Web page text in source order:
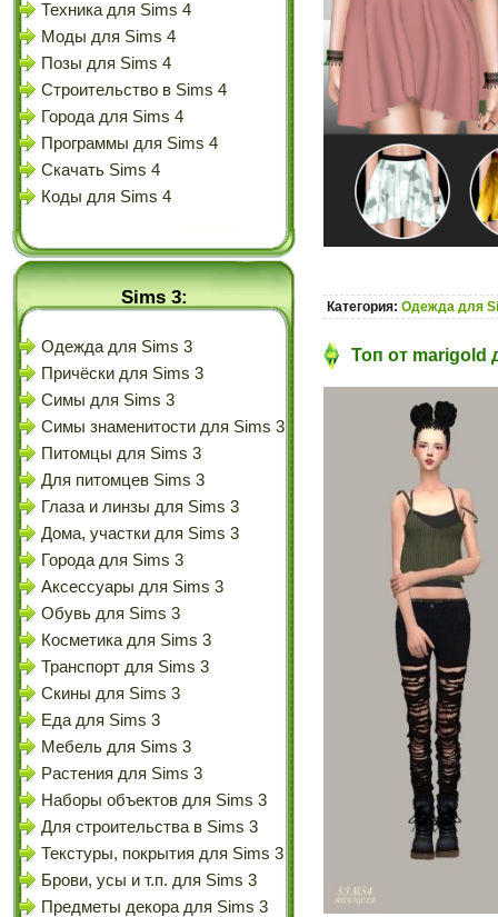
Техника для Sims 4
Моды для Sims 4
Позы для Sims 4
Строительство в Sims 4
Города для Sims 4
Программы для Sims 4
Скачать Sims 4
Коды для Sims 4
Sims 3:
Одежда для Sims 3
Причёски для Sims 3
Симы для Sims 3
Симы знаменитости для Sims 3
Питомцы для Sims 3
Для питомцев Sims 3
Глаза и линзы для Sims 3
Дома, участки для Sims 3
Города для Sims 3
Аксессуары для Sims 3
Обувь для Sims 3
Косметика для Sims 3
Транспорт для Sims 3
Скины для Sims 3
Еда для Sims 3
Мебель для Sims 3
Растения для Sims 3
Наборы объектов для Sims 3
Для строительства в Sims 3
Текстуры, покрытия для Sims 3
Брови, усы и т.п. для Sims 3
Предметы декора для Sims 3
Категория: Одежда для
Топ от marigold